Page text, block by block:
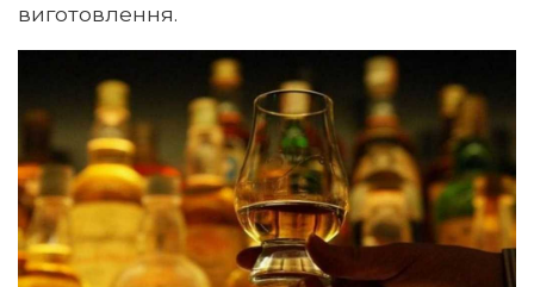
виготовлення.